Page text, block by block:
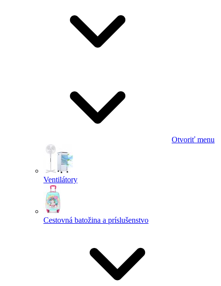
Otvoriť menu
Ventilátory
Cestovná batožina a príslušenstvo